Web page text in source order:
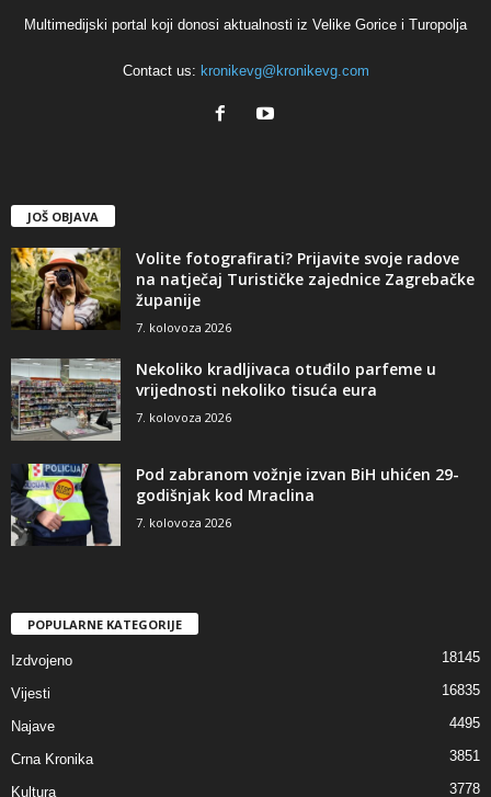
Multimedijski portal koji donosi aktualnosti iz Velike Gorice i Turopolja
Contact us: kronikevg@kronikevg.com
JOŠ OBJAVA
Volite fotografirati? Prijavite svoje radove
na natječaj Turističke zajednice Zagrebačke
županije
7. kolovoza 2026
Nekoliko kradljivaca otuđilo parfeme u
vrijednosti nekoliko tisuća eura
7. kolovoza 2026
Pod zabranom vožnje izvan BiH uhićen 29-
godišnjak kod Mraclina
7. kolovoza 2026
POPULARNE KATEGORIJE
Izdvojeno 18145
Vijesti 16835
Najave 4495
Crna Kronika 3851
Kultura 3778